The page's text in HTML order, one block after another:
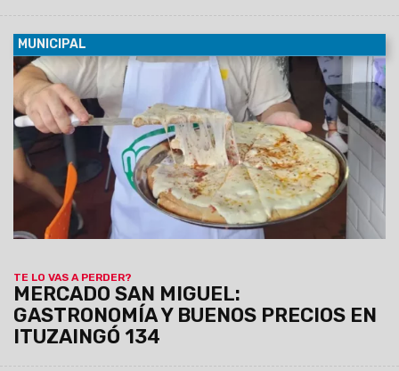
MUNICIPAL
TE LO VAS A PERDER?
MERCADO SAN MIGUEL:
GASTRONOMÍA Y BUENOS PRECIOS EN
ITUZAINGÓ 134
08/08/2026
Empanadas, tamales, humitas, locro, pizzas,
milanesas, minutas y muchas otras especialidades forman
parte de una amplia oferta de comidas caseras que invita a
salteños y turistas a disfrutar de los sabores de siempre a
precios accesibles.